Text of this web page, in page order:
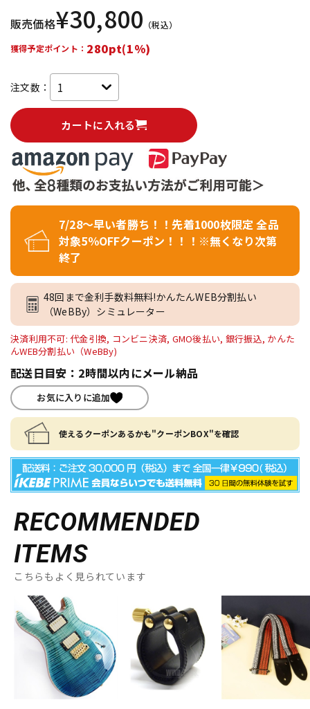
販売価格¥30,800 （税込）
獲得予定ポイント： 280pt(1%)
注文数：
カートに入れる
7/28～早い者勝ち！！先着1000枚限定 全品
対象5％OFFクーポン！！！※無くなり次第
終了
48回まで金利手数料無料!かんたんWEB分割払い
（WeBBy）シミュレーター
決済利用不可: 代金引換, コンビニ決済, GMO後払い, 銀行振込, かんた
んWEB分割払い（WeBBy)
配送日目安：2時間以内にメール納品
お気に入りに追加
使えるクーポンあるかも"クーポンBOX"を確認
RECOMMENDED
ITEMS
こちらもよく見られています